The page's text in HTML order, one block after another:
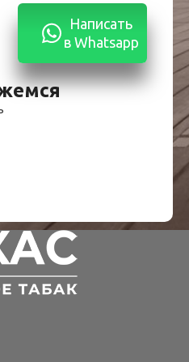
Написать
в Whatsapp